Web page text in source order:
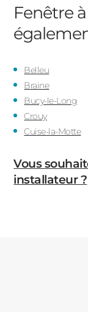
Fenêtre
Belleu
Braine
Bucy-le-Long
Crouy
Cuise-la-Motte
Vous
installateur ?